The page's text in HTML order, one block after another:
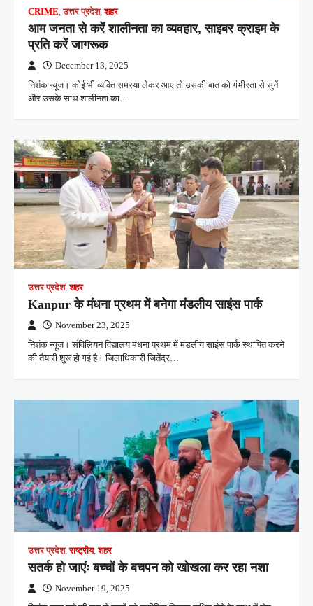
CRIME,उत्तर प्रदेश,शहर
आम जनता से करें शालीनता का व्यवहार, साइबर क्राइम के
प्रति करें जागरूक
December 13, 2025
निशंक न्यूज। कोई भी व्यक्ति समस्या लेकर आए तो उसकी बात को गंभीरता से सुनें
और उसके साथ शालीनता का…
उत्तर प्रदेश,शहर
Kanpur के मंधना प्रथम में बनेगा मंडलीय साइंस पार्क
November 23, 2025
निशंक न्यूज। संविलियन विद्यालय मंधना प्रथम में मंडलीय साइंस पार्क स्थापित करने
की तैयारी शुरू हो गई है। जिलाधिकारी जितेंद्र…
उत्तर प्रदेश,राष्ट्रीय,शहर
सतर्क हो जाएंः बच्चों के बचपन को खोखला कर रहा नशा
November 19, 2025